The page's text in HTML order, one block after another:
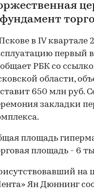
в IV квартале
первый
РБК со
области,
650 млн руб.
закладки
площадь
площадь - 6
на
Ян Дюннинг